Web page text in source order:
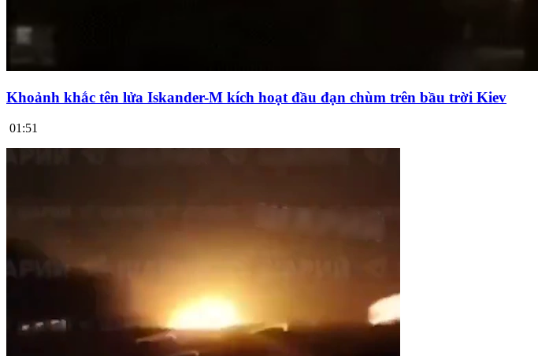
Khoảnh khắc tên lửa Iskander-M kích hoạt đầu đạn chùm trên bầu trời Kiev
01:51